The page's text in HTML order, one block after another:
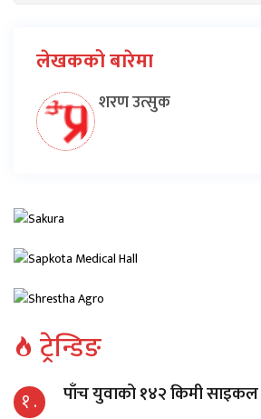
लेखकको बारेमा
शरण उत्सुक
ट्रेन्डिङ
१ . पाँच युवाको १४२ किमी साइकल